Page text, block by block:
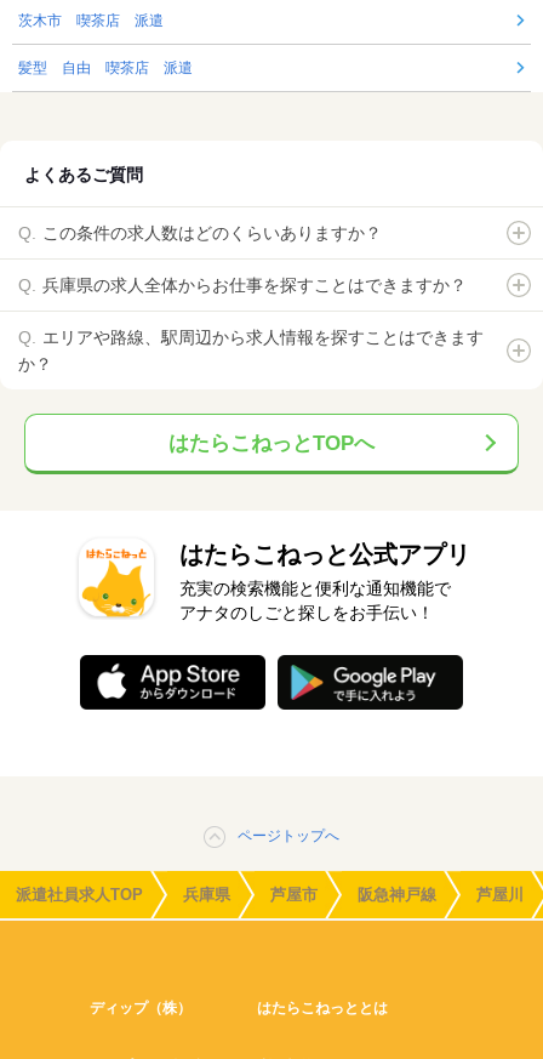
茨木市 喫茶店 派遣
髪型 自由 喫茶店 派遣
よくあるご質問
この条件の求人数はどのくらいありますか？
兵庫県の求人全体からお仕事を探すことはできますか？
エリアや路線、駅周辺から求人情報を探すことはできます
か？
はたらこねっとTOPへ
はたらこねっと公式アプリ
充実の検索機能と便利な通知機能で
アナタのしごと探しをお手伝い！
ページトップへ
派遣社員求人TOP 兵庫県 芦屋市 阪急神戸線 芦屋川
ディップ（株） はたらこねっととは